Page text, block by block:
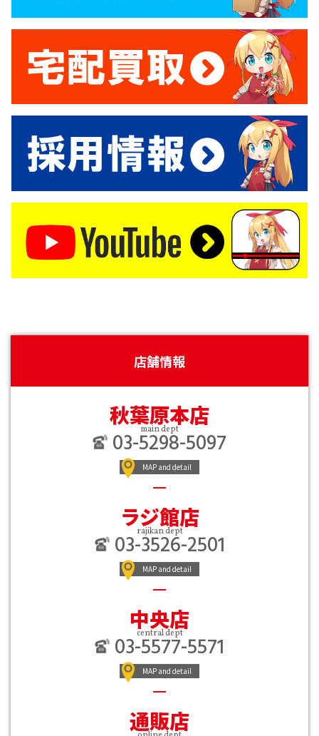
店舗情報
秋葉原本店
main dept
03-5298-5097
MAP and detail
ラジ館店
rajikan dept
03-3526-2501
MAP and detail
中央店
central dept
03-5577-5571
MAP and detail
通販店